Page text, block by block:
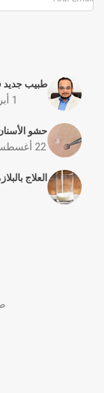
طبيب جديد
1 أبريل 2020
حشو
22 أغسطس 2020
العلاج
ص.ب